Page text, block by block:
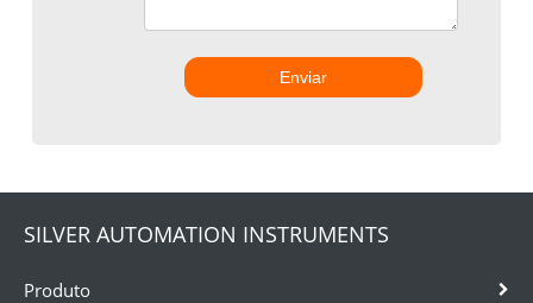
Enviar
SILVER AUTOMATION INSTRUMENTS
Produto